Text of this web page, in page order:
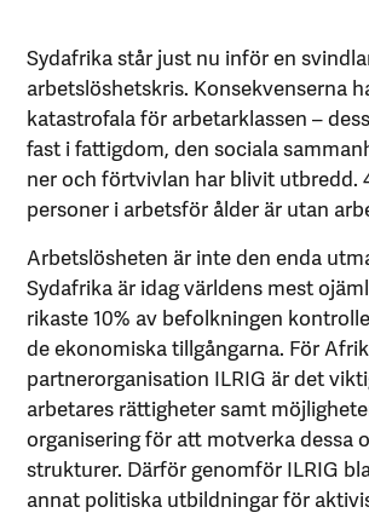
Sydafrika står just nu inför en
arbetslöshetskris. Konsekvenserna
katastrofala för arbetarklassen –
fast i fattigdom, den sociala
ner och förtvivlan har blivit utbredd.
personer i arbetsför ålder är utan
Arbetslösheten är inte den enda
Sydafrika är idag världens mest
rikaste 10% av befolkningen
de ekonomiska tillgångarna. För
partnerorganisation ILRIG är det
arbetares rättigheter samt
organisering för att motverka dessa
strukturer. Därför genomför ILRIG
annat politiska utbildningar för